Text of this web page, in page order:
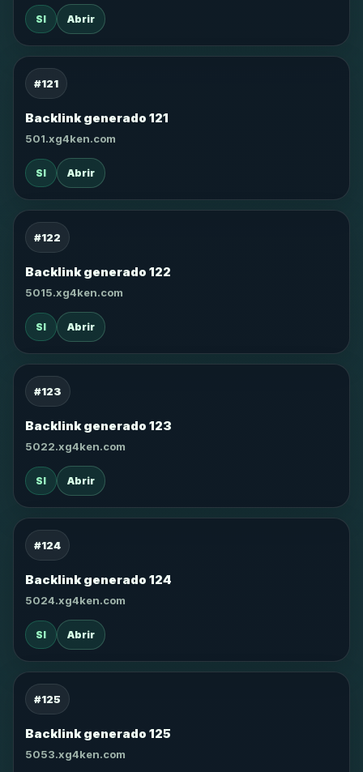
SI Abrir
#121
Backlink generado 121
501.xg4ken.com
SI Abrir
#122
Backlink generado 122
5015.xg4ken.com
SI Abrir
#123
Backlink generado 123
5022.xg4ken.com
SI Abrir
#124
Backlink generado 124
5024.xg4ken.com
SI Abrir
#125
Backlink generado 125
5053.xg4ken.com